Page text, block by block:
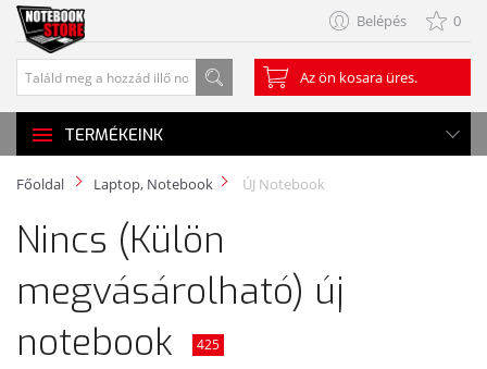
Belépés 0
Az ön kosara üres.
TERMÉKEINK
Főoldal Laptop, Notebook ÚJ Notebook
Nincs (Külön
megvásárolható) új
notebook
425